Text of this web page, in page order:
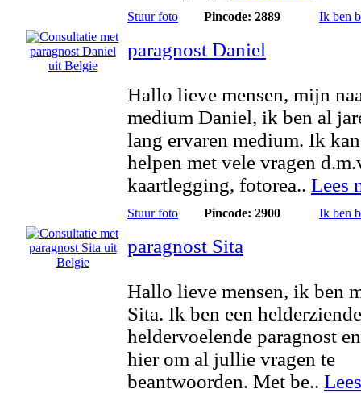
Stuur foto Pincode: 2889 Ik ben
paragnost Daniel
Hallo lieve mensen, mijn
medium Daniel, ik ben al
lang ervaren medium. Ik
helpen met vele vragen
kaartlegging, fotorea.. Lees
Stuur foto Pincode: 2900 Ik ben
paragnost Sita
Hallo lieve mensen, ik ben
Sita. Ik ben een
heldervoelende paragnost
hier om al jullie vragen te
beantwoorden. Met be..